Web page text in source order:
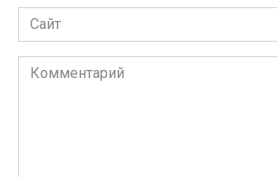
Сайт
Комментарий